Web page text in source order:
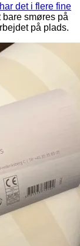
det i flere fine
smøres på
på plads.